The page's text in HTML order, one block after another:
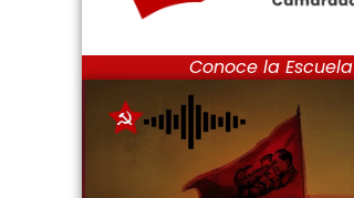
Conoce la Escuela